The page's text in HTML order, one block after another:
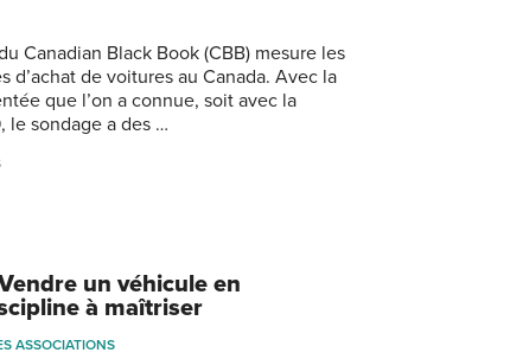
Canadian Black Book (CBB) mesure les
d’achat de voitures au Canada. Avec la
que l’on a connue, soit avec la
le sondage a des …
un véhicule en
à maîtriser
ASSOCIATIONS